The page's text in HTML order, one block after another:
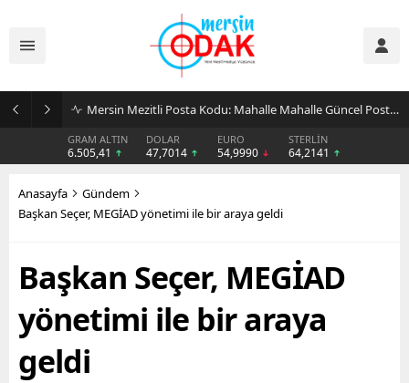
Günlük Stil İçin Erkek Sneaker Önerileri
GRAM ALTIN
6.505,41
DOLAR
47,7014
EURO
54,9990
STERLİN
64,2141
Anasayfa
Gündem
Başkan Seçer, MEGİAD yönetimi ile bir araya geldi
Başkan Seçer, MEGİAD
yönetimi ile bir araya
geldi